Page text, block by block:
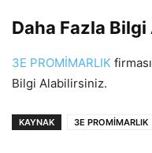
Daha Fazla
3E PROMİMARLIK
Bilgi Alabilirsiniz.
KAYNAK 3E PROMİMARLIK